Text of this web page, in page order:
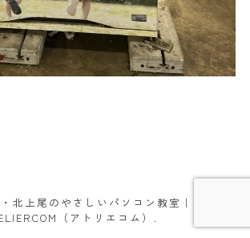
北上尾のやさしいパソコン教室｜
（アトリエコム）.